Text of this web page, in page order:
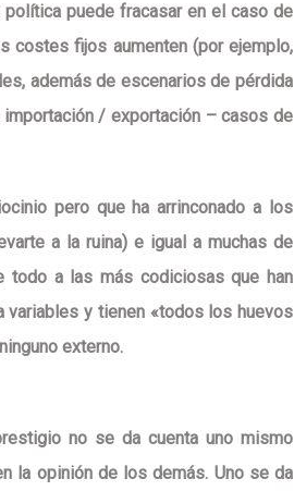
política puede fracasaren el caso de
costes fijos aumenten (por ejemplo,
además de escenarios de pérdida
/ exportación – casos de
pero que ha arrinconado a los
a la ruina) e igual a muchas de
todo a las más codiciosas que han
y tienen «todos los huevos
externo.
no se da cuenta uno mismo
la opinión de los demás. Uno se da